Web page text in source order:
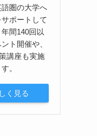
圏の大学へ
ポートして
間140回以
ント開催や、
講座も実施
。
く見る